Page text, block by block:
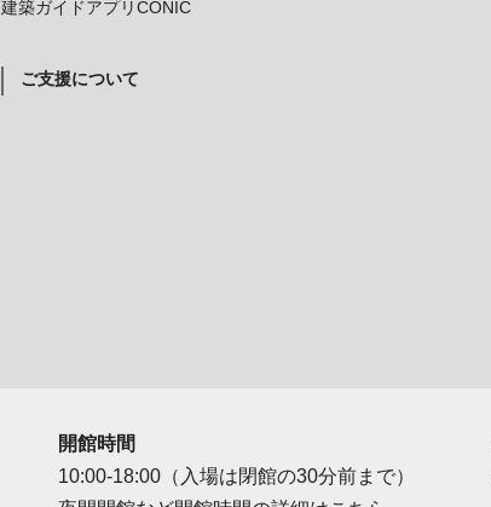
建築ガイドアプリCONIC
ご支援について
開館時間
10:00-18:00（入場は閉館の30分前まで）